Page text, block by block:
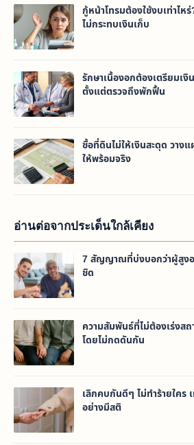
กู้หน้าโทรมต้องใช้งบเท่าไห
ไม่กระทบเงินเก็บ
รักษาเนื้องอกต้องเตรียมเงิน
ตั้งแต่ตรวจถึงพักฟื้น
ซื้อที่ดินไม่ให้เงินสะดุด วาง
ให้พร้อมจริง
อ่านต่อจากประเด็นใกล้เคียง
7 สัญญาณที่บ่งบอกว่าผู้สูงอ
ชิด
ความสัมพันธ์ที่ไม่ต้องเร่งส
โดยไม่กดดันกัน
เลิกคบกันดีๆ ไม่ทำร้ายใค
อย่างมีสติ